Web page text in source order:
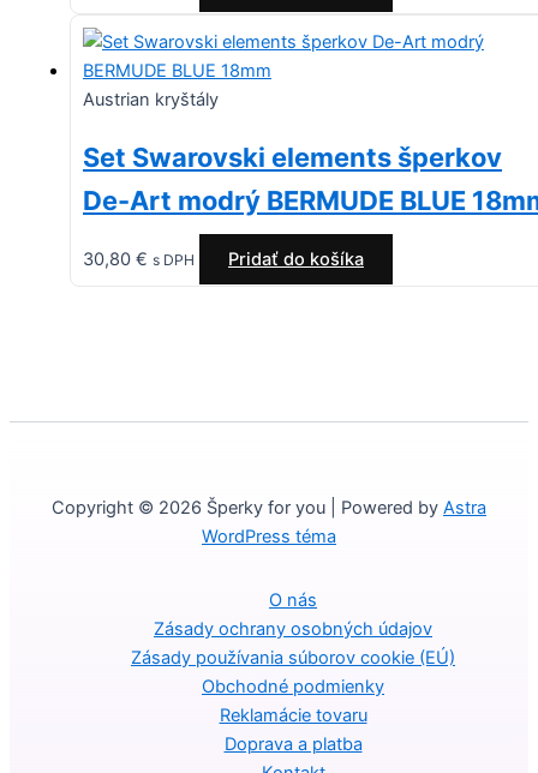
Austrian kryštály
Set Swarovski elements šperkov
De-Art modrý BERMUDE BLUE
30,80 € s DPH Pridať do košíka
Copyright © 2026 Šperky for you | Powered by Astra
WordPress téma
O nás
Zásady ochrany osobných údajov
Zásady používania súborov cookie (EÚ)
Obchodné podmienky
Reklamácie tovaru
Doprava a platba